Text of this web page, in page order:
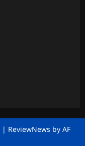
| ReviewNews by AF